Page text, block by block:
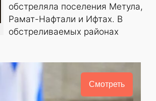
обстреляла поселения Метула,
Рамат-Нафтали и Ифтах. В
обстреливаемых районах
Смотреть